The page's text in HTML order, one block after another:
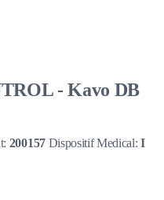
- Kavo DB
200157 Dispositif Medical:I